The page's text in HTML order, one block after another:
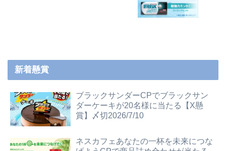
新着懸賞
ブラックサンダーCPでブラックサン
ダーケーキが20名様に当たる【X懸
賞】〆切2026/7/10
ネスカフェあなたの一杯を未来につな